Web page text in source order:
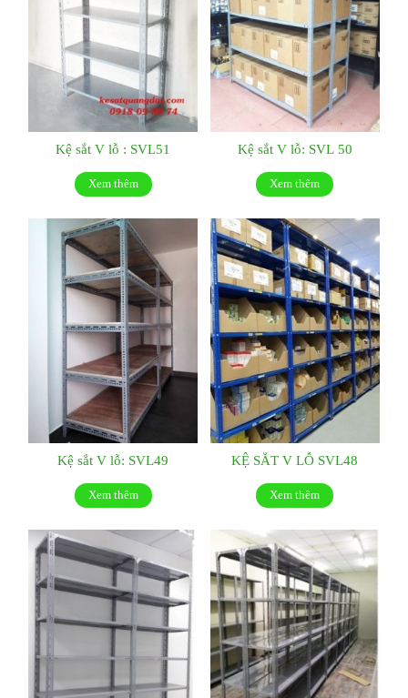
Kệ sắt V lỗ : SVL51
Xem thêm
Kệ sắt V lỗ: SVL 50
Xem thêm
Kệ sắt V lỗ: SVL49
Xem thêm
KỆ SẮT V LỖ SVL48
Xem thêm